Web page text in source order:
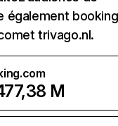
également
trivago.nl.
M